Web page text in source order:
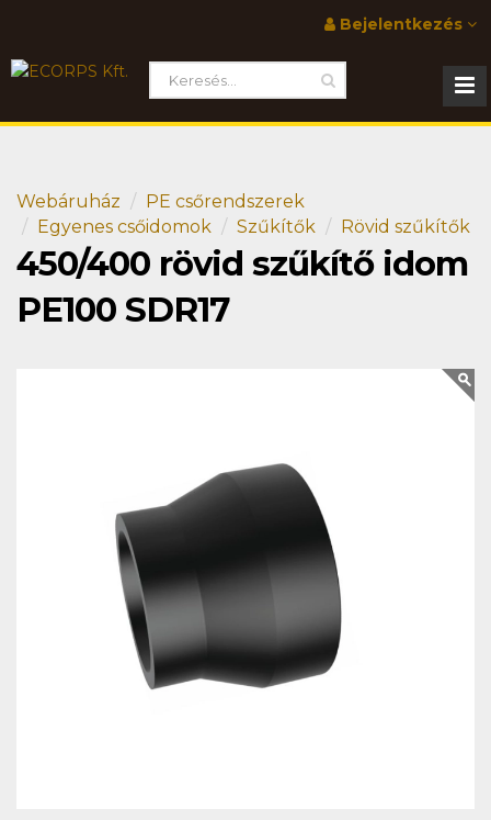
Bejelentkezés
Webáruház
PE csőrendszerek
Egyenes csőidomok
Szűkítők Rövid szűkítők
450/400 rövid szűkítő idom
PE100 SDR17